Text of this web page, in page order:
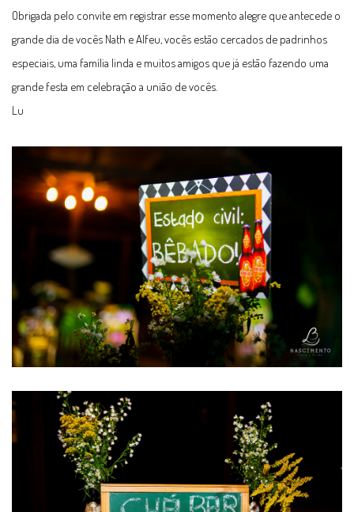
Obrigada pelo convite em registrar esse momento alegre que antecede o
grande dia de vocês Nath e Alfeu, vocês estão cercados de padrinhos
especiais, uma família linda e muitos amigos que já estão fazendo uma
grande festa em celebração a união de vocês.
Lu